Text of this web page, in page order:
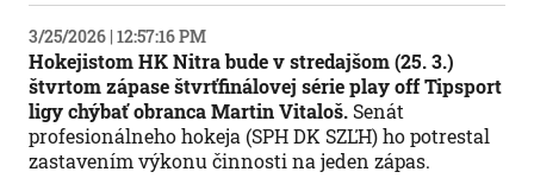
3/25/2026 | 12:57:16 PM
Hokejistom HK Nitra bude v stredajšom (25. 3.)
štvrtom zápase štvrťfinálovej série play off Tipsport
ligy chýbať obranca Martin Vitaloš. Senát
profesionálneho hokeja (SPH DK SZĽH) ho potrestal
zastavením výkonu činnosti na jeden zápas.